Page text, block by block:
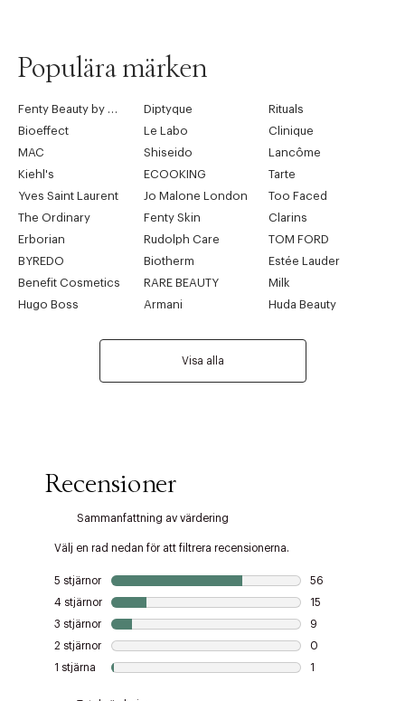
Populära märken
Diptyque
Rituals
Bioeffect
Le Labo
Clinique
MAC
Shiseido
Lancôme
Kiehl's
ECOOKING
Tarte
Yves Saint Laurent
Jo Malone London
Too Faced
The Ordinary
Fenty Skin
Clarins
Erborian
Rudolph Care
TOM FORD
BYREDO
Biotherm
Estée Lauder
Benefit Cosmetics
RARE BEAUTY
Milk
Hugo Boss
Armani Huda Beauty
Visa alla